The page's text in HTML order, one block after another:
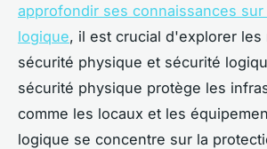
approfondir ses connaissances
logique, il est crucial d'explorer les
sécurité physique et sécurité
sécurité physique protège les
comme les locaux et les
logique se concentre sur la